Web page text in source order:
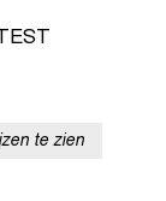
te zien